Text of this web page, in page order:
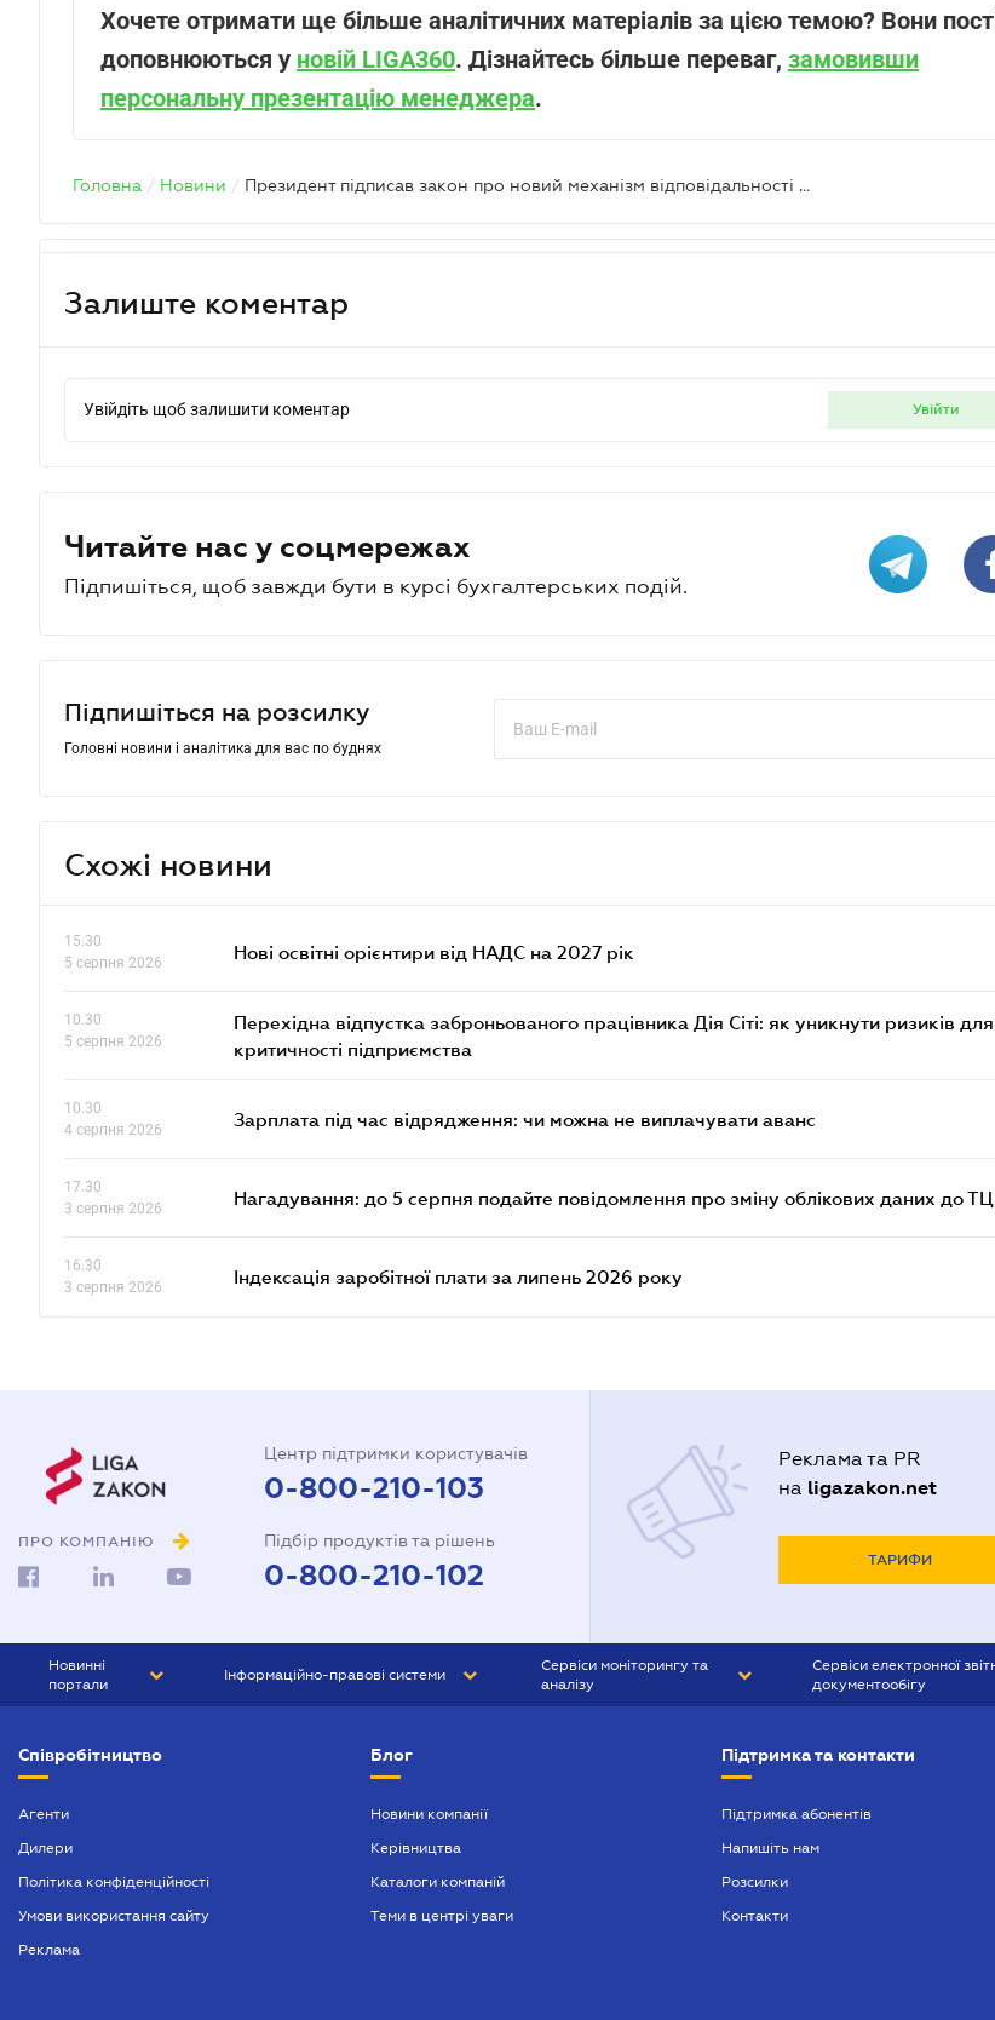
Хочете отримати ще більше аналітичних матеріалів за цією темою? Вони
доповнюються у новій LIGA360. Дізнайтесь більше переваг, замовивши
персональну презентацію менеджера.
Головна / Новини / Президент підписав закон про новий механізм відповідальності за порушення військового обліку
Залиште коментар
Увійдіть щоб залишити коментар увійти
Читайте нас у соцмережах
Підпишіться, щоб завжди бути в курсі бухгалтерських подій.
Підпишіться на розсилку
Головні новини і аналітика для вас по буднях
Схожі новини
15.30
5 серпня 2026
Нові освітні орієнтири від НАДС на 2027 рік
10.30
5 серпня 2026
Перехідна відпустка заброньованого працівника Дія Сіті: як уникнути ризиків для
критичності підприємства
10.30
4 серпня 2026
Зарплата під час відрядження: чи можна не виплачувати аванс
17.30
3 серпня 2026
Нагадування: до 5 серпня подайте повідомлення про зміну облікових даних до
16.30
3 серпня 2026
Індексація заробітної плати за липень 2026 року
ПРО КОМПАНІЮ
Центр підтримки користувачів
0-800-210-103
Підбір продуктів та рішень
0-800-210-102
Реклама та PR
на ligazakon.net
ТАРИФИ
Новинні
портали
БІЗНЕС
Інформаційно-правові системи
БУХГАЛТЕР ПРОФ
Сервіси моніторингу та
аналізу
Сервіси електронної
документообігу
Співробітництво
Агенти
Дилери
Політика конфіденційності
Умови використання сайту
Реклама
Блог
Новини компанії
Керівництва
Каталоги компаній
Теми в центрі уваги
Підтримка та контакти
Підтримка абонентів
Напишіть нам
Розсилки
Контакти